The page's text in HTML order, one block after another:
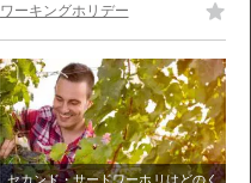
ワーキングホリデー
セカンド・サードワーホリはどのく